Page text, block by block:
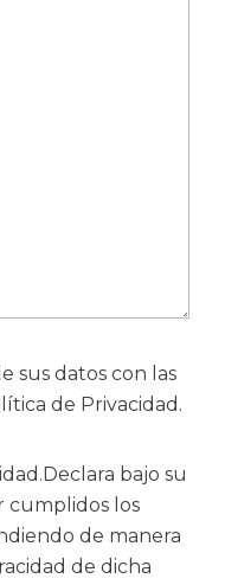
sus datos con las
de Privacidad.
bajo su
cumplidos los
de manera
de dicha